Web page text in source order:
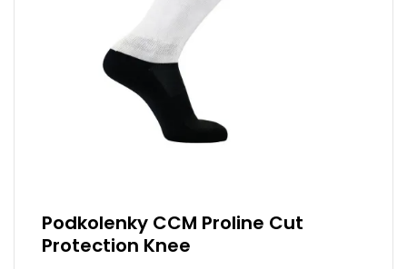
Podkolenky CCM Proline Cut
Protection Knee